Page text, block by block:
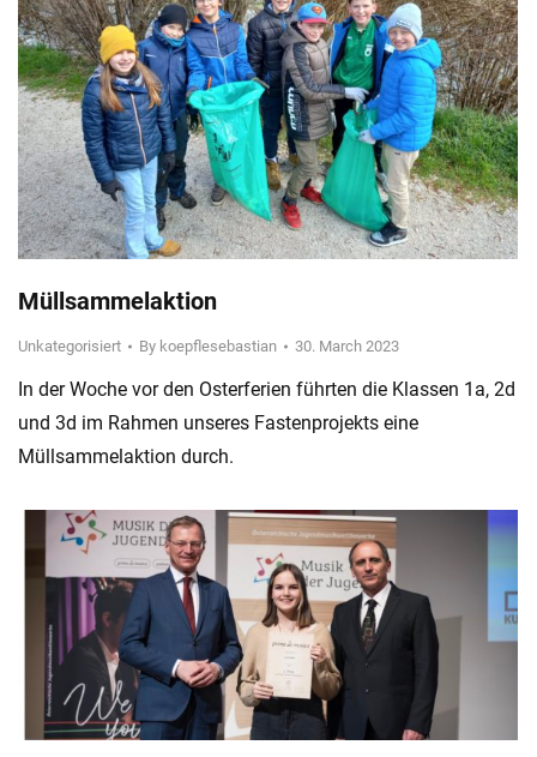
Müllsammelaktion
Unkategorisiert By koepflesebastian 30. March 2023
In der Woche vor den Osterferien führten die Klassen 1a, 2d
und 3d im Rahmen unseres Fastenprojekts eine
Müllsammelaktion durch.